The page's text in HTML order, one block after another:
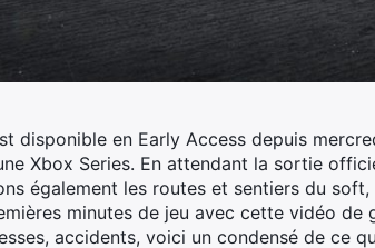
disponible en Early Access depuis
Xbox Series. En attendant la sortie
également les routes et sentiers du
minutes de jeu avec cette vidéo de
accidents, voici un condensé de ce